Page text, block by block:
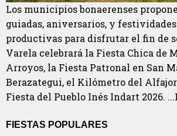
Los municipios bonaerenses
guiadas, aniversarios, y
productivas para disfrutar el fin de
Varela celebrará la Fiesta Chica de
Arroyos, la Fiesta Patronal en San
Berazategui, el Kilómetro del
Fiesta del Pueblo Inés Indart 2026.
FIESTAS POPULARES